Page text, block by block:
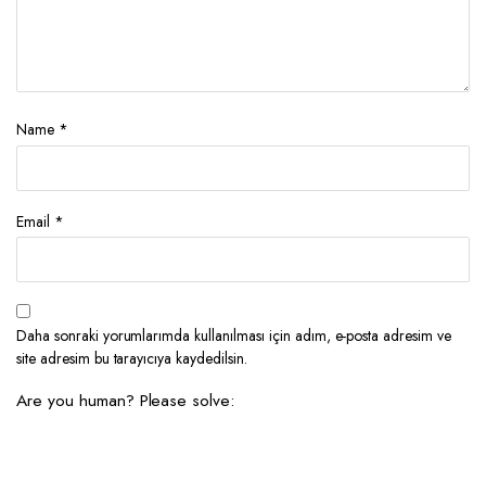
Name *
Email *
Daha sonraki yorumlarımda kullanılması için adım, e-posta adresim ve
site adresim bu tarayıcıya kaydedilsin.
Are you human? Please solve: